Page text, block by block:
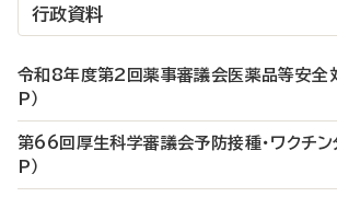
行政資料
令和8年度第2回薬事審議会医薬品等安全
P）
第66回厚生科学審議会予防接種・ワクチン
P）